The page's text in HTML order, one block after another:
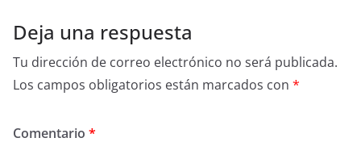
Deja una respuesta
Tu dirección de correo electrónico no será publicada.
Los campos obligatorios están marcados con *
Comentario *